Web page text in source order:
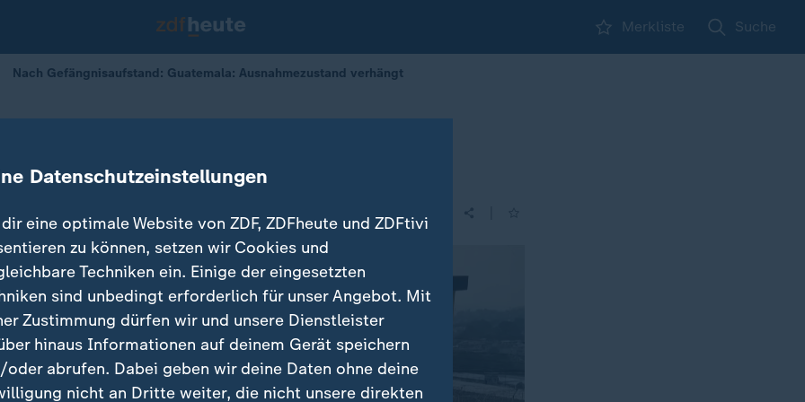
Merkliste Suche
Nach Gefängnisaufstand: Guatemala: Ausnahmezustand verhängt
Ausnahmezustand verhängt
Datenschutzeinstellungen
eine optimale Website von ZDF, ZDFheute und ZDFtivi
zu können, setzen wir Cookies und
Techniken ein. Einige der eingesetzten
sind unbedingt erforderlich für unser Angebot. Mit
Zustimmung dürfen wir und unsere Dienstleister
hinaus Informationen auf deinem Gerät speichern
oder abrufen. Dabei geben wir deine Daten ohne deine
nicht an Dritte weiter, die nicht unsere direkten